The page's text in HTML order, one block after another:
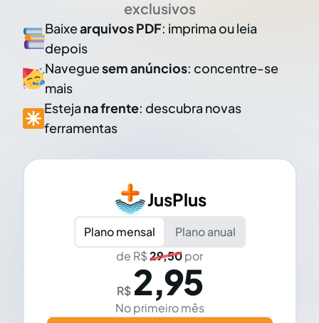
exclusivos
Baixearquivos PDF: imprima ou leia
depois
Naveguesem anúncios: concentre-se
mais
Esteja na frente: descubra novas
ferramentas
JusPlus
Plano mensal
Plano anual
de R$29,50por
R$ 2,95
No primeiro mês